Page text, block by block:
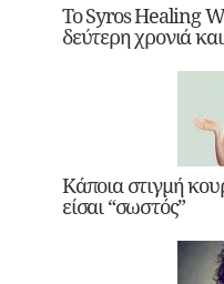
Το Syros Healing
δεύτερη χρονιά
Κάποια στιγμή
είσαι “σωστός”